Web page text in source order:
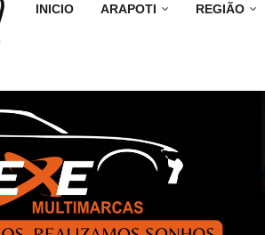
INICIO ARAPOTI REGIÃO